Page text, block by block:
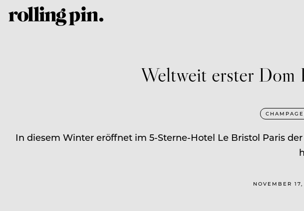
Weltweit erster Dom
In diesem Winter eröffnet im 5-Sterne-Hotel Le Bristol Paris
NOVEMBER